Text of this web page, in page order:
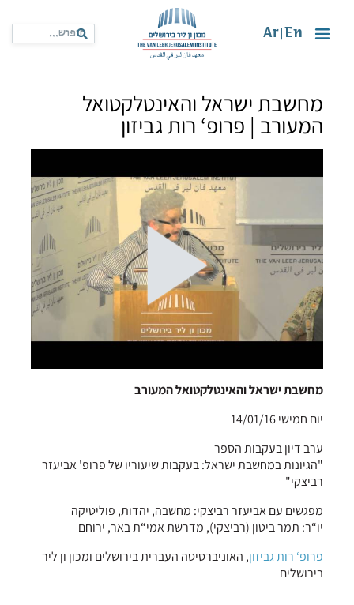
En
Ar
מחשבת ישראל והאינטלקטואל
המעורב | פרופ‘ רות גביזון
מחשבת ישראל והאינטלקטואל המעורב
יום חמישי 14/01/16
ערב דיון בעקבות הספר
"הגיונות במחשבת ישראל: בעקבות שיעוריו של פרופ' אביעזר
רביצקי"
מפגשים עם אביעזר רביצקי: מחשבה, יהדות, פוליטיקה
יו“ר: תמר ביטון (רביצקי), מדרשת אמי“ת באר, ירוחם
פרופ‘ רות גביזון, האוניברסיטה העברית בירושלים ומכון ון ליר
בירושלים